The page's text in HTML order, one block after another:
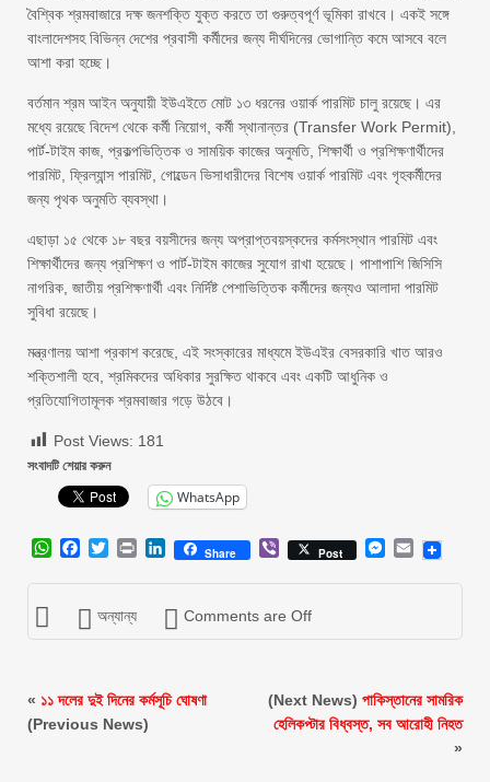
বৈশ্বিক শ্রমবাজারে দক্ষ জনশক্তি যুক্ত করতে তা গুরুত্বপূর্ণ ভূমিকা রাখবে। একই সঙ্গে
বাংলাদেশসহ বিভিন্ন দেশের প্রবাসী কর্মীদের জন্য দীর্ঘদিনের ভোগান্তি কমে আসবে বলে
আশা করা হচ্ছে।
বর্তমান শ্রম আইন অনুযায়ী ইউএইতে মোট ১৩ ধরনের ওয়ার্ক পারমিট চালু রয়েছে। এর
মধ্যে রয়েছে বিদেশ থেকে কর্মী নিয়োগ, কর্মী স্থানান্তর (Transfer Work Permit),
পার্ট-টাইম কাজ, প্রকল্পভিত্তিক ও সাময়িক কাজের অনুমতি, শিক্ষার্থী ও প্রশিক্ষণার্থীদের
পারমিট, ফ্রিল্যান্স পারমিট, গোল্ডেন ভিসাধারীদের বিশেষ ওয়ার্ক পারমিট এবং গৃহকর্মীদের
জন্য পৃথক অনুমতি ব্যবস্থা।
এছাড়া ১৫ থেকে ১৮ বছর বয়সীদের জন্য অপ্রাপ্তবয়স্কদের কর্মসংস্থান পারমিট এবং
শিক্ষার্থীদের জন্য প্রশিক্ষণ ও পার্ট-টাইম কাজের সুযোগ রাখা হয়েছে। পাশাপাশি জিসিসি
নাগরিক, জাতীয় প্রশিক্ষণার্থী এবং নির্দিষ্ট পেশাভিত্তিক কর্মীদের জন্যও আলাদা পারমিট
সুবিধা রয়েছে।
মন্ত্রণালয় আশা প্রকাশ করেছে, এই সংস্কারের মাধ্যমে ইউএইর বেসরকারি খাত আরও
শক্তিশালী হবে, শ্রমিকদের অধিকার সুরক্ষিত থাকবে এবং একটি আধুনিক ও
প্রতিযোগিতামূলক শ্রমবাজার গড়ে উঠবে।
Post Views: 181
সংবাদটি শেয়ার করুন
WhatsApp
WhatsApp
Facebook
Twitter
Print LinkedIn
Share ViberPost Messenger
Email
অন্যান্য Comments are Off
« ১১ দলের দুই দিনের কর্মসূচি ঘোষণা
(Previous News)
(Next News) পাকিস্তানের সামরিক
হেলিকপ্টার বিধ্বস্ত, সব আরোহী নিহত
»